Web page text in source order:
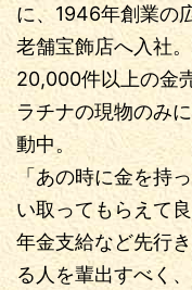
に、1946年創業の
老舗宝飾店へ入社。
20,000件以上の金
ラチナの現物のみ
動中。
「あの時に金を持
い取ってもらえて
年金支給など先行
る人を輩出すべく